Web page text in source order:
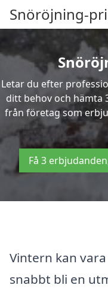
Snöröjning-
Letar du efter
ditt behov och hämta
från företag som
Få 3
Vintern kan
snabbt bli en